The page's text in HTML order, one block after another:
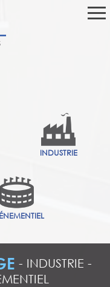
INDUSTRIE
- INDUSTRIE -